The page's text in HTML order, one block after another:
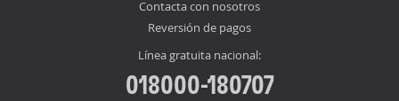
Contacta con nosotros
Reversión de pagos
Línea gratuita nacional:
018000-180707